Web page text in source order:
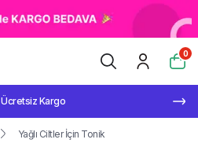
0
Ücretsiz Kargo
Yağlı Ciltler İçin Tonik